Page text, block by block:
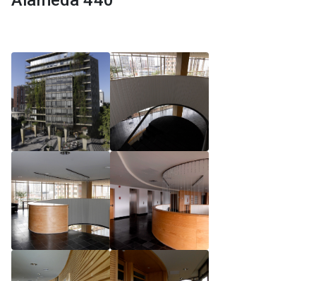
Reglamento de Magíster, Pontificia Universidad
Universidad Católica de Chile
Reglamento de Magíster, Pontificia Universidad
Católica de Chile LLM UC 2025
Reglamento de Seminarios de Graduación
Programa de Magíster en Derecho, LLM 2025